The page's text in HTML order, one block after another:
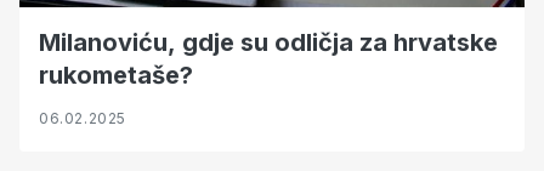
Milanoviću, gdje su odličja za hrvatske
rukometaše?
06.02.2025